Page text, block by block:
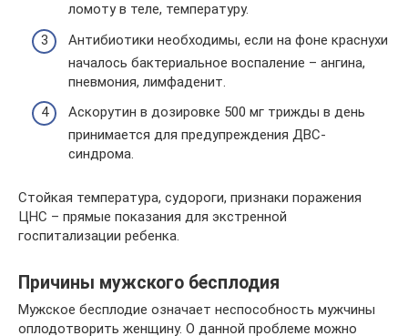
ломоту в теле, температуру.
Антибиотики необходимы, если на фоне краснухи
началось бактериальное воспаление – ангина,
пневмония, лимфаденит.
Аскорутин в дозировке 500 мг трижды в день
принимается для предупреждения ДВС-
синдрома.
Стойкая температура, судороги, признаки поражения
ЦНС – прямые показания для экстренной
госпитализации ребенка.
Причины мужского бесплодия
Мужское бесплодие означает неспособность мужчины
оплодотворить женщину. О данной проблеме можно